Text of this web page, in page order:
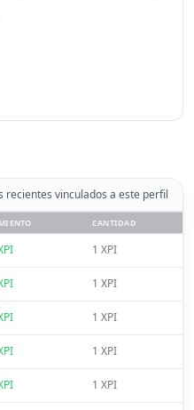
recientes vinculados a este perfil
CANTIDAD
1 XPI
1 XPI
1 XPI
1 XPI
1 XPI